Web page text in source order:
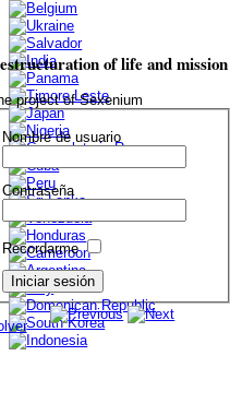
of life and mission
project of Sexenium
Nombre de usuario
Contraseña
Recordarme